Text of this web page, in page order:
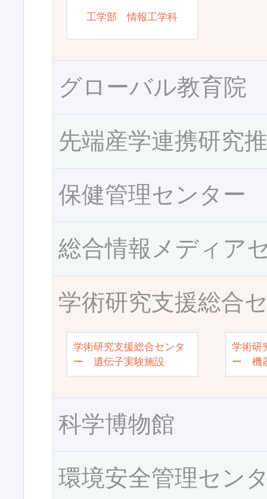
工学部 情報工学科
グローバル教育院
先端産学連携研究
保健管理センター
総合情報メディア
学術研究支援総合
学術研究支援総合センタ
ー 遺伝子実験施設
学術研
ー 機
科学博物館
環境安全管理セン